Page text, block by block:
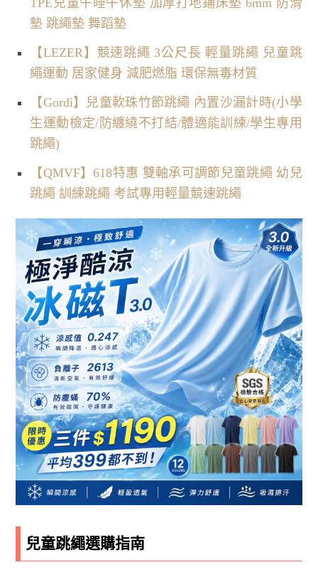
墊 跳繩墊 舞蹈墊
【LEZER】競速跳繩 3公尺長 輕量跳繩 兒童跳
繩運動 居家健身 減肥燃脂 環保無毒材質
【Gordi】兒童軟珠竹節跳繩 內置沙漏計時(小學
生運動檢定/防纏繞不打結/體適能訓練/學生專用
跳繩)
【QMVF】618特惠 雙軸承可調節兒童跳繩 幼兒
跳繩 訓練跳繩 考試專用輕量競速跳繩
兒童跳繩選購指南